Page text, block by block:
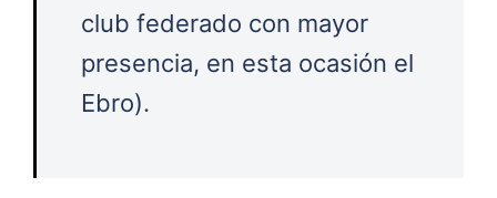
club federado con mayor
presencia, en esta ocasión el
Ebro).